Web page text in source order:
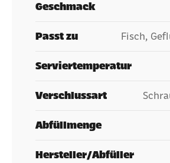
Geschmack
Passt zu Fisch,
Serviertemperatur
Verschlussart
Abfüllmenge
Hersteller/Abfüller